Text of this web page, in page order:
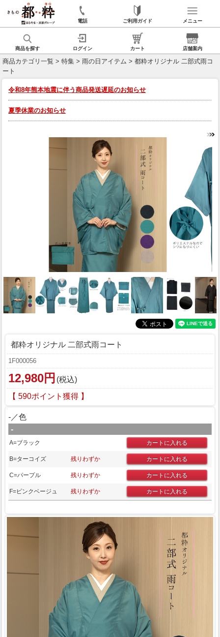
電話 ご利用ガイド メニュー
商品を探す ログイン カート 店舗案内
商品カテゴリ一覧 > 特集 > 雨の日アイテム > 都粋オリジナル 二部式雨コ
ート
令和8年熊本地震に伴う商品発送遅延のお知らせ
夏季休業のお知らせ
都粋オリジナル 二部式雨コート
1F000056
12,980円 (税込)
【 590ポイント獲得 】
-／色
-
A=ブラック
B=ターコイズ 残りわずか
C=パープル 残りわずか
F=ピンクベージュ 残りわずか